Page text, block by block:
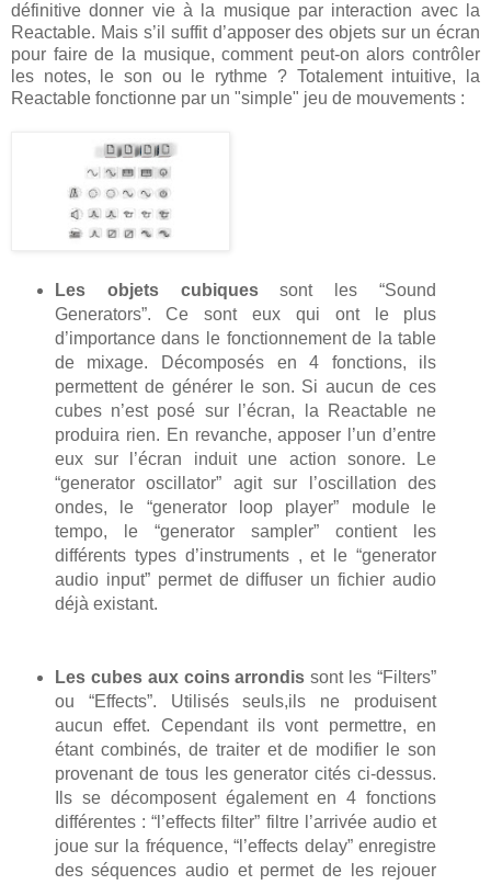
définitive donner vie à la musique par interaction avec la
Reactable. Mais s’il suffit d’apposer des objets sur un écran
pour faire de la musique, comment peut-on alors contrôler
les notes, le son ou le rythme ? Totalement intuitive, la
Reactable fonctionne par un "simple" jeu de mouvements :
Les objets cubiquessont les “Sound
Generators”. Ce sont eux qui ont le plus
d’importance dans le fonctionnement de la table
de mixage. Décomposés en 4 fonctions, ils
permettent de générer le son. Si aucun de ces
cubes n’est posé sur l’écran, la Reactable ne
produira rien. En revanche, apposer l’un d’entre
eux sur l’écran induit une action sonore. Le
“generator oscillator” agit sur l’oscillation des
ondes, le “generator loop player” module le
tempo, le “generator sampler” contient les
différents types d’instruments , et le “generator
audio input” permet de diffuser un fichier audio
déjà existant.
Les cubes aux coins arrondis sont les “Filters”
ou “Effects”. Utilisés seuls,ils ne produisent
aucun effet. Cependant ils vont permettre, en
étant combinés, de traiter et de modifier le son
provenant de tous les generator cités ci-dessus.
Ils se décomposent également en 4 fonctions
différentes : “l’effects filter” filtre l’arrivée audio et
joue sur la fréquence, “l’effects delay” enregistre
des séquences audio et permet de les rejouer